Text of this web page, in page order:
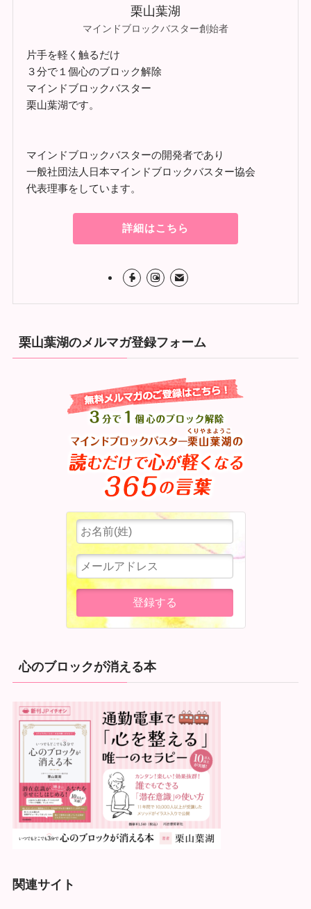
栗山葉湖
マインドブロックバスター創始者
片手を軽く触るだけ
３分で１個心のブロック解除
マインドブロックバスター
栗山葉湖です。
マインドブロックバスターの開発者であり
一般社団法人日本マインドブロックバスター協会
代表理事をしています。
詳細はこちら
栗山葉湖のメルマガ登録フォーム
心のブロックが消える本
関連サイト